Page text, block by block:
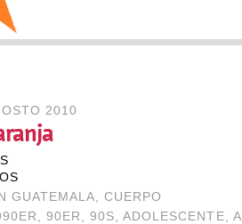
2010
GUATEMALA,CUERPO
, 90ER ,90S,ADOLESCENTE,